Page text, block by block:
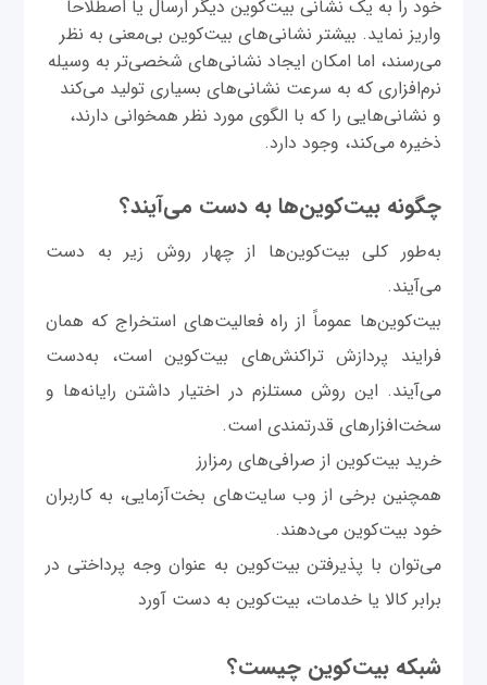
خود را به یک نشانی بیت‌کوین دیگر ارسال یا اصطلاحاً
واریز نماید. بیشتر نشانی‌های بیت‌کوین بی‌معنی به نظر
می‌رسند، اما امکان ایجاد نشانی‌های شخصی‌تر به وسیله
نرم‌افزاری که به سرعت نشانی‌های بسیاری تولید می‌کند
و نشانی‌هایی را که با الگوی مورد نظر همخوانی دارند،
ذخیره می‌کند، وجود دارد.
چگونه بیت‌کوین‌ها به دست می‌آیند؟
به‌طور کلی بیت‌کوین‌ها از چهار روش زیر به دست
می‌آیند.
بیت‌کوین‌ها عموماً از راه فعالیت‌های استخراج که همان
فرایند پردازش تراکنش‌های بیت‌کوین است، به‌دست
می‌آیند. این روش مستلزم در اختیار داشتن رایانه‌ها و
سخت‌افزارهای قدرتمندی است.
خرید بیت‌کوین از صرافی‌های رمزارز
همچنین برخی از وب سایت‌های بخت‌آزمایی، به کاربران
خود بیت‌کوین می‌دهند.
می‌توان با پذیرفتن بیت‌کوین به عنوان وجه پرداختی در
برابر کالا یا خدمات، بیت‌کوین به دست آورد
شبکه بیت‌کوین چیست؟